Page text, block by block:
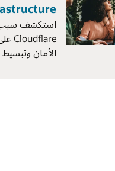
استكشف سبب
الأمان